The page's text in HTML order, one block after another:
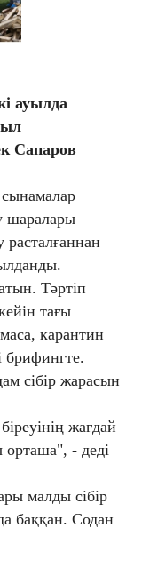
ауылда
Сапаров
шаралары
расталғаннан
Тәртіп
тағы
карантин
брифингте.
сібір жарасын
жағдай
орташа", - деді
малды сібір
баққан. Содан